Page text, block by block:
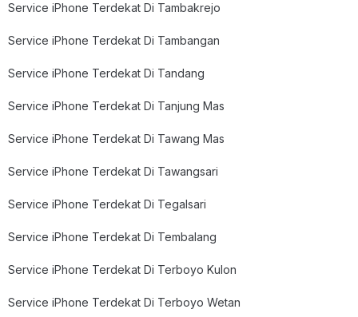
Service iPhone Terdekat Di Tambakrejo
Service iPhone Terdekat Di Tambangan
Service iPhone Terdekat Di Tandang
Service iPhone Terdekat Di Tanjung Mas
Service iPhone Terdekat Di Tawang Mas
Service iPhone Terdekat Di Tawangsari
Service iPhone Terdekat Di Tegalsari
Service iPhone Terdekat Di Tembalang
Service iPhone Terdekat Di Terboyo Kulon
Service iPhone Terdekat Di Terboyo Wetan